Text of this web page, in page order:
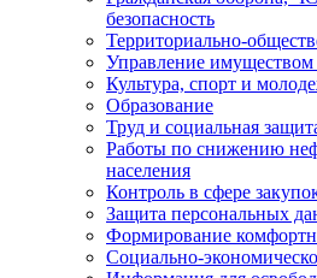
безопасность
Территориально-
Управление имуществом
Культура, спорт и
Образование
Труд и социальная
Работы по снижению
населения
Контроль в сфере
Защита персональных
Формирование
Социально-